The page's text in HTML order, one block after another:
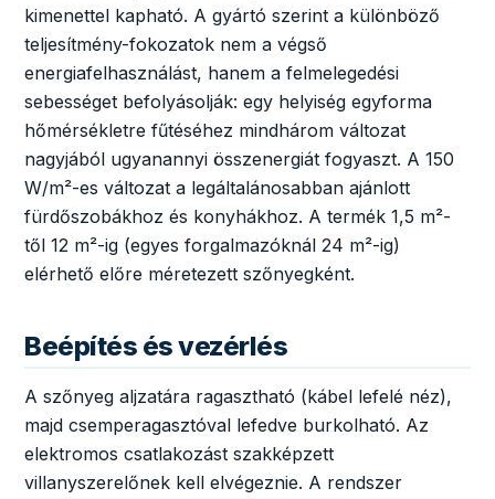
kimenettel kapható. A gyártó szerint a különböző
teljesítmény-fokozatok nem a végső
energiafelhasználást, hanem a felmelegedési
sebességet befolyásolják: egy helyiség egyforma
hőmérsékletre fűtéséhez mindhárom változat
nagyjából ugyanannyi összenergiát fogyaszt. A 150
W/m²-es változat a legáltalánosabban ajánlott
fürdőszobákhoz és konyhákhoz. A termék 1,5 m²-
től 12 m²-ig (egyes forgalmazóknál 24 m²-ig)
elérhető előre méretezett szőnyegként.
Beépítés és vezérlés
A szőnyeg aljzatára ragasztható (kábel lefelé néz),
majd csemperagasztóval lefedve burkolható. Az
elektromos csatlakozást szakképzett
villanyszerelőnek kell elvégeznie. A rendszer